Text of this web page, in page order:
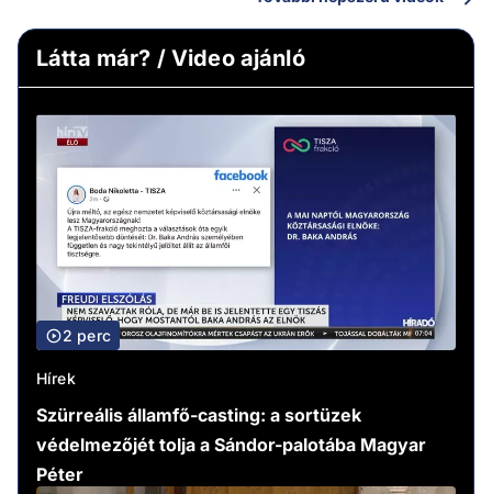
Látta már? / Video ajánló
2 perc
Hírek
Szürreális államfő-casting: a sortüzek
védelmezőjét tolja a Sándor-palotába Magyar
Péter